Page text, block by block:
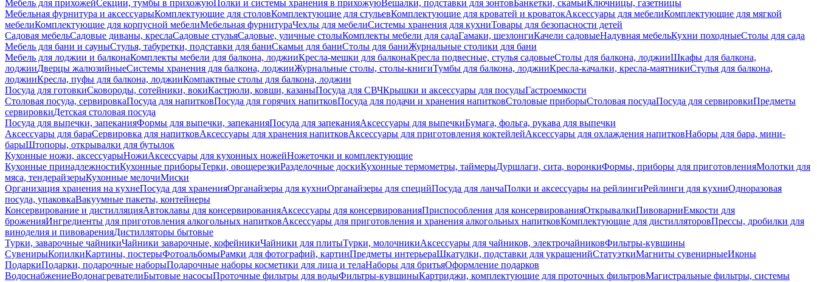
Мебель для прихожейСекции, тумбы в прихожуюПолки и системы хранения в прихожуюВешалки, подставки для зонтовБанкетки, скамьиКлючницы, газетницы
Мебельная фурнитура и аксессуарыКомплектующие для столовКомплектующие для стульевКомплектующие для кроватей и кроватокАксессуары для мебелиКомплектующие для мягкой
мебелиКомплектующие для корпусной мебелиМебельная фурнитураЧехлы для мебелиСистемы хранения для кухниТовары для безопасности детей
Садовая мебельСадовые диваны, креслаСадовые стульяСадовые, уличные столыКомплекты мебели для садаГамаки, шезлонгиКачели садовыеНадувная мебельКухни походныеСтолы для сада
Мебель для бани и сауныСтулья, табуретки, подставки для баниСкамьи для баниСтолы для баниЖурнальные столики для бани
Мебель для лоджии и балконаКомплекты мебели для балкона, лоджииКресла-мешки для балконаКресла подвесные, стулья садовыеСтолы для балкона, лоджииШкафы для балкона,
лоджииДверцы жалюзийныеСистемы хранения для балкона, лоджииЖурнальные столы, столы-книгиТумбы для балкона, лоджииКресла-качалки, кресла-маятникиСтулья для балкона,
лоджииКресла, пуфы для балкона, лоджииКомпактные столы для балкона, лоджии
Посуда для готовкиСковороды, сотейники, вокиКастрюли, ковши, казаныПосуда для СВЧКрышки и аксессуары для посудыГастроемкости
Столовая посуда, сервировкаПосуда для напитковПосуда для горячих напитковПосуда для подачи и хранения напитковСтоловые приборыСтоловая посудаПосуда для сервировкиПредметы
сервировкиДетская столовая посуда
Посуда для выпечки, запеканияФормы для выпечки, запеканияПосуда для запеканияАксессуары для выпечкиБумага, фольга, рукава для выпечки
Аксессуары для бараСервировка для напитковАксессуары для хранения напитковАксессуары для приготовления коктейлейАксессуары для охлаждения напитковНаборы для бара, мини-
барыШтопоры, открывалки для бутылок
Кухонные ножи, аксессуарыНожиАксессуары для кухонных ножейНожеточки и комплектующие
Кухонные принадлежностиКухонные приборыТерки, овощерезкиРазделочные доскиКухонные термометры, таймерыДуршлаги, сита, воронкиФормы, приборы для приготовленияМолотки для
мяса, тендерайзерыКухонные мелочиМиски
Организация хранения на кухнеПосуда для храненияОрганайзеры для кухниОрганайзеры для специйПосуда для ланчаПолки и аксессуары на рейлингиРейлинги для кухниОдноразовая
посуда, упаковкаВакуумные пакеты, контейнеры
Консервирование и дистилляцияАвтоклавы для консервированияАксессуары для консервированияПриспособления для консервированияОткрывалкиПивоварниЕмкости для
броженияИнгредиенты для приготовления алкогольных напитковАксессуары для приготовления и хранения алкогольных напитковКомплектующие для дистилляторовПрессы, дробилки для
виноделия и пивоваренияДистилляторы бытовые
Турки, заварочные чайникиЧайники заварочные, кофейникиЧайники для плитыТурки, молочникиАксессуары для чайников, электрочайниковФильтры-кувшины
СувенирыКопилкиКартины, постерыФотоальбомыРамки для фотографий, картинПредметы интерьераШкатулки, подставки для украшенийСтатуэткиМагниты сувенирныеИконы
ПодаркиПодарки, подарочные наборыПодарочные наборы косметики для лица и телаНаборы для бритьяОформление подарков
ВодоснабжениеВодонагревателиБытовые насосыПроточные фильтры для водыФильтры-кувшиныКартриджи, комплектующие для проточных фильтровМагистральные фильтры, системы